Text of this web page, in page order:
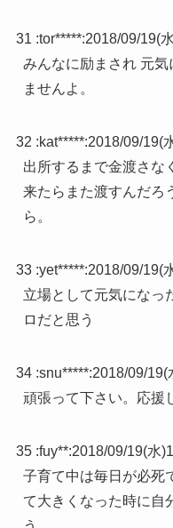
31 :tor*****:2018/09/19(
みんなに励まされ 元
ませんよ。
32 :kat*****:2018/09/19(
出所するまで金渡さな
来たらまた渡すんだろ
ら。
33 :yet*****:2018/09/19(
立場として元気になっ
ロだと思う
34 :snu*****:2018/09/19(
頑張って下さい。応援
35 :fuy**:2018/09/19(水
子育て中は毎日が必死
て大きくなった時に自